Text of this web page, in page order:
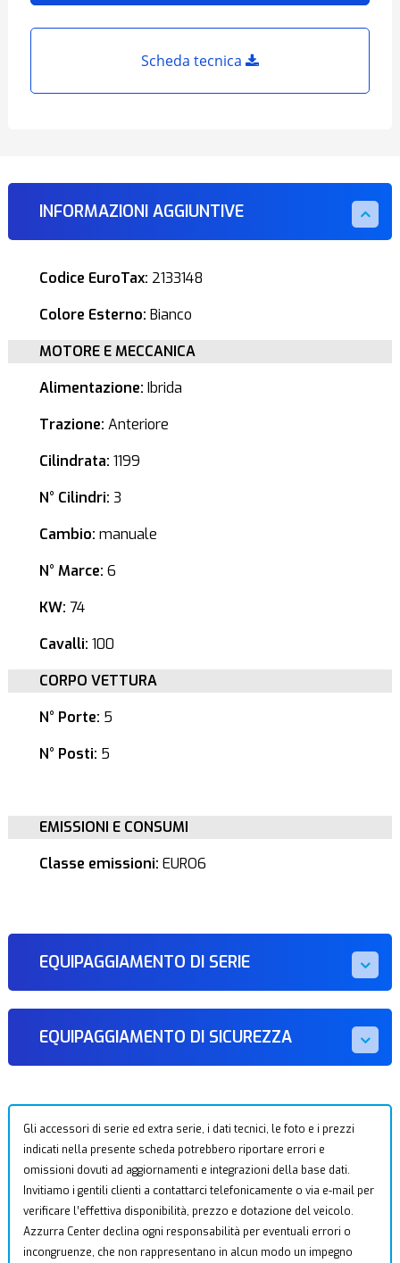
Scheda tecnica
INFORMAZIONI AGGIUNTIVE
Codice EuroTax: 2133148
Colore Esterno: Bianco
MOTORE E MECCANICA
Alimentazione: Ibrida
Trazione: Anteriore
Cilindrata: 1199
N° Cilindri: 3
Cambio: manuale
N° Marce: 6
KW: 74
Cavalli: 100
CORPO VETTURA
N° Porte: 5
N° Posti: 5
EMISSIONI E CONSUMI
Classe emissioni: EURO6
EQUIPAGGIAMENTO DI SERIE
EQUIPAGGIAMENTO DI SICUREZZA
Gli accessori di serie ed extra serie, i dati tecnici, le foto e i prezzi
indicati nella presente scheda potrebbero riportare errori e
omissioni dovuti ad aggiornamenti e integrazioni della base dati.
Invitiamo i gentili clienti a contattarci telefonicamente o via e-mail per
verificare l’effettiva disponibilità, prezzo e dotazione del veicolo.
Azzurra Center declina ogni responsabilità per eventuali errori o
incongruenze, che non rappresentano in alcun modo un impegno